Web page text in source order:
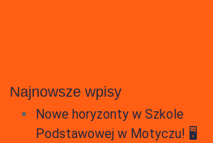
Najnowsze wpisy
Nowe horyzonty w Szkole
Podstawowej w Motyczu! 🖥️